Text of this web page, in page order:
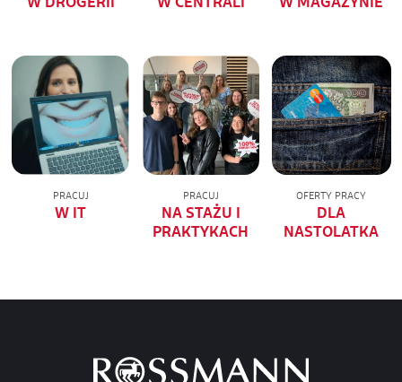
PRACUJ
W IT
PRACUJ
NA STAŻU I
PRAKTYKACH
OFERTY PRACY
DLA
NASTOLATKA